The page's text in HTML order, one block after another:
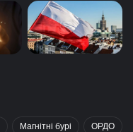
Магнітні бурі ОРДО